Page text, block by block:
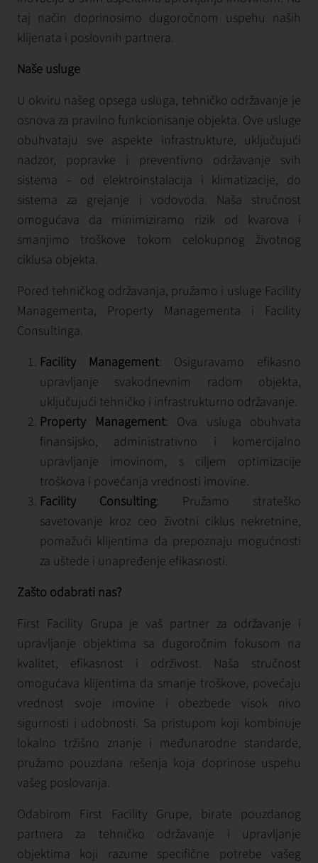
taj način doprinosimo dugoročnom uspehu naših
klijenata i poslovnih partnera.
Naše usluge
U okviru našeg opsega usluga, tehničko održavanje je
osnova za pravilno funkcionisanje objekta. Ove usluge
obuhvataju sve aspekte infrastrukture, uključujući
nadzor, popravke i preventivno održavanje svih
sistema – od elektroinstalacija i klimatizacije, do
sistema za grejanje i vodovoda. Naša stručnost
omogućava da minimiziramo rizik od kvarova i
smanjimo troškove tokom celokupnog životnog
ciklusa objekta.
Pored tehničkog održavanja, pružamo i usluge Facility
Managementa, Property Managementa i Facility
Consultinga.
Facility Management: Osiguravamo efikasno
upravljanje svakodnevnim radom objekta,
uključujući tehničko i infrastrukturno održavanje.
Property Management: Ova usluga obuhvata
finansijsko, administrativno i komercijalno
upravljanje imovinom, s ciljem optimizacije
troškova i povećanja vrednosti imovine.
Facility Consulting: Pružamo strateško
savetovanje kroz ceo životni ciklus nekretnine,
pomažući klijentima da prepoznaju mogućnosti
za uštede i unapređenje efikasnosti.
Zašto odabrati nas?
First Facility Grupa je vaš partner za održavanje i
upravljanje objektima sa dugoročnim fokusom na
kvalitet, efikasnost i održivost. Naša stručnost
omogućava klijentima da smanje troškove, povećaju
vrednost svoje imovine i obezbede visok nivo
sigurnosti i udobnosti. Sa pristupom koji kombinuje
lokalno tržišno znanje i međunarodne standarde,
pružamo pouzdana rešenja koja doprinosе uspehu
vašeg poslovanja.
Odabirom First Facility Grupe, birate pouzdanog
partnera za tehničko održavanje i upravljanje
objektima koji razume specifične potrebe vašeg